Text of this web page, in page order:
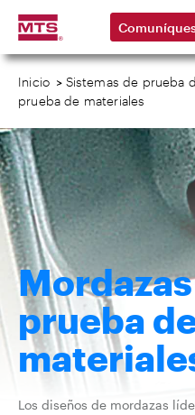
Inicio > Sistemas de prueba
prueba de materiales
prueba
Los diseños de mordazas